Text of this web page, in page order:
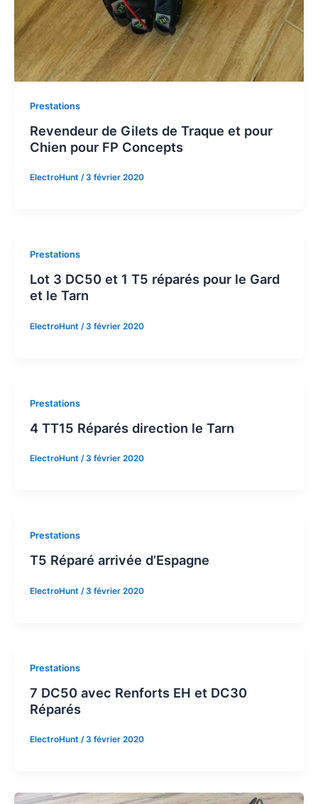
Prestations
Revendeur de Gilets de Traque et pour
Chien pour FP Concepts
ElectroHunt /3 février 2020
Prestations
Lot 3 DC50 et 1 T5 réparés pour le Gard
et le Tarn
ElectroHunt /3 février 2020
Prestations
4 TT15 Réparés direction le Tarn
ElectroHunt /3 février 2020
Prestations
T5 Réparé arrivée d’Espagne
ElectroHunt /3 février 2020
Prestations
7 DC50 avec Renforts EH et DC30
Réparés
ElectroHunt /3 février 2020